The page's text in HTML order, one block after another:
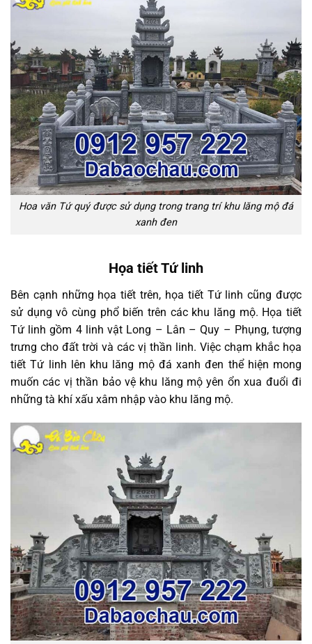
Hoa văn Tứ quý được sử dụng trong trang trí khu lăng mộ đá
xanh đen
Họa tiết Tứ linh
Bên cạnh những họa tiết trên, họa tiết Tứ linh cũng được
sử dụng vô cùng phổ biến trên các khu lăng mộ. Họa tiết
Tứ linh gồm 4 linh vật Long – Lân – Quy – Phụng, tượng
trưng cho đất trời và các vị thần linh. Việc chạm khắc họa
tiết Tứ linh lên khu lăng mộ đá xanh đen thể hiện mong
muốn các vị thần bảo vệ khu lăng mộ yên ổn xua đuổi đi
những tà khí xấu xâm nhập vào khu lăng mộ.